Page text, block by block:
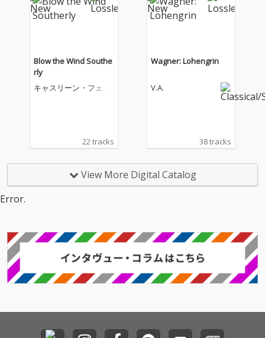
Blow the Wind Southe
rly
キャスリーン・フェリ
22 tracks
Wagner: Lohengrin
V.A.
38 tracks
View More Digital Catalog
Error.